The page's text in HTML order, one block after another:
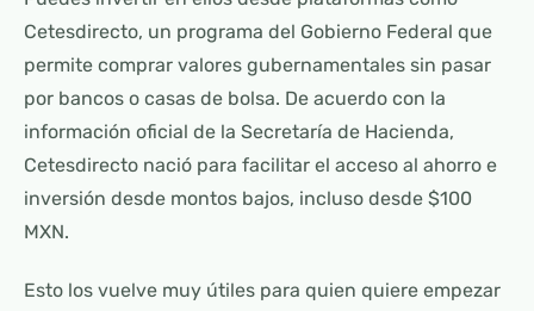
Cetesdirecto, un programa del Gobierno Federal que
permite comprar valores gubernamentales sin pasar
por bancos o casas de bolsa. De acuerdo con la
información oficial de la Secretaría de Hacienda,
Cetesdirecto nació para facilitar el acceso al ahorro e
inversión desde montos bajos, incluso desde $100
MXN.
Esto los vuelve muy útiles para quien quiere empezar